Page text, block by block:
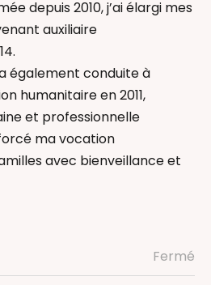
depuis 2010, j’ai élargi mes
auxiliaire
également conduite à
humanitaire en 2011,
et professionnelle
ma vocation
avec bienveillance et
Fermé